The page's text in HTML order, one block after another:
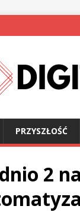
PRZYSZŁOŚĆ
2